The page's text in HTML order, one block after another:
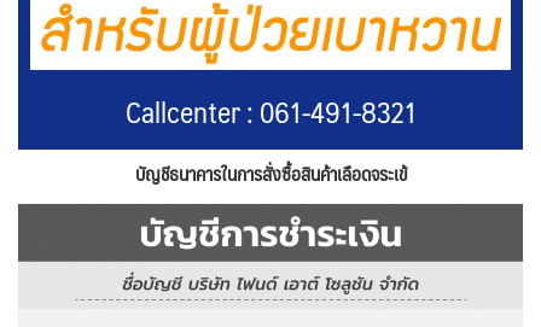
Callcenter : 061-491-8321
บัญชีธนาคารในการสั่งซื้อสินค้าเลือดจระเข้